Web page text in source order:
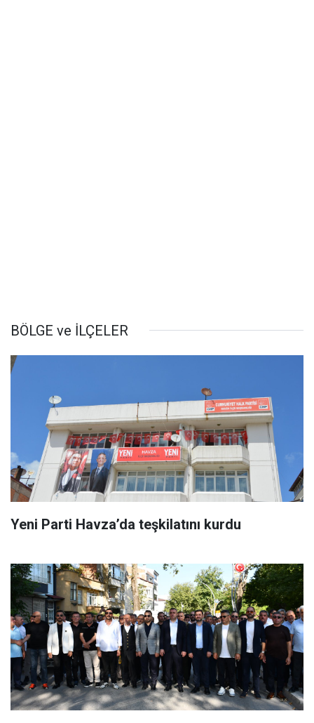
BÖLGE ve İLÇELER
Yeni Parti Havza’da teşkilatını kurdu